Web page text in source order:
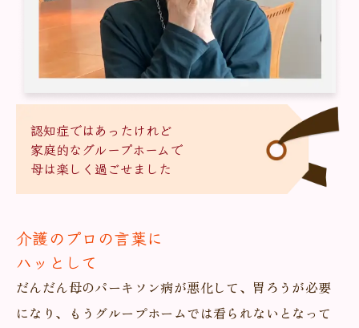
認知症ではあったけれど
家庭的なグループホームで
母は楽しく過ごせました
介護のプロの言葉に
ハッとして
だんだん母のパーキソン病が悪化して、胃ろうが必要
になり、もうグループホームでは看られないとなって